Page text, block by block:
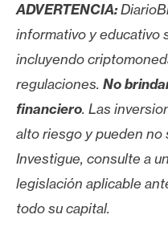
ADVERTENCIA:
informativo y educativo
incluyendo
regulaciones. No
financiero. Las
alto riesgo y pueden no
Investigue, consulte a
legislación aplicable
todo su capital.